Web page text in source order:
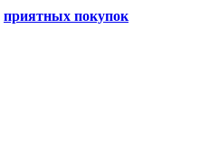
приятных покупок